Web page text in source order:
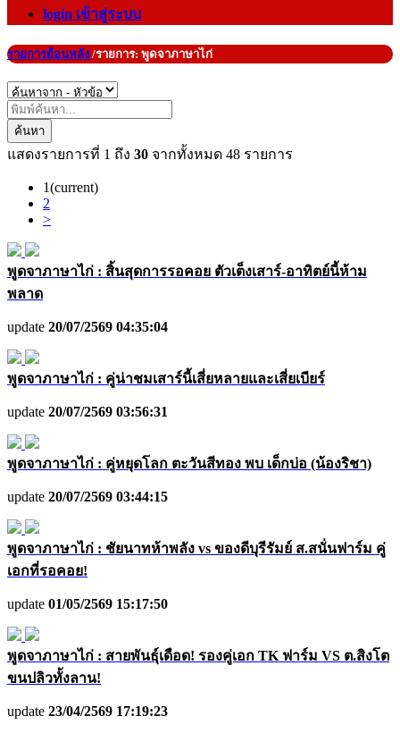
login เข้าสู่ระบบ
รายการย้อนหลัง /รายการ: พูดจาภาษาไก่
ค้นหา
แสดงรายการที่ 1 ถึง 30 จากทั้งหมด 48 รายการ
1(current)
2
>
พูดจาภาษาไก่ : สิ้นสุดการรอคอย ตัวเต็งเสาร์-อาทิตย์นี้ห้าม
พลาด
update 20/07/2569 04:35:04
พูดจาภาษาไก่ : คู่น่าชมเสาร์นี้เสี่ยหลายและเสี่ยเบียร์
update 20/07/2569 03:56:31
พูดจาภาษาไก่ : คู่หยุดโลก ตะวันสีทอง พบ เด็กบ่อ (น้องริชา)
update 20/07/2569 03:44:15
พูดจาภาษาไก่ : ชัยนาทห้าพลัง vs ของดีบุรีรัมย์ ส.สนั่นฟาร์ม คู่
เอกที่รอคอย!
update 01/05/2569 15:17:50
พูดจาภาษาไก่ : สายพันธุ์เดือด! รองคู่เอก TK ฟาร์ม VS ต.สิงโต
ขนปลิวทั้งลาน!
update 23/04/2569 17:19:23